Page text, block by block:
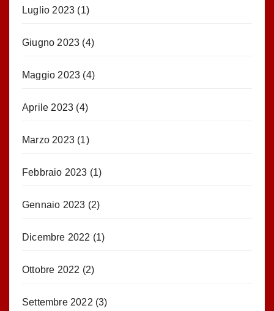
Luglio 2023 (1)
Giugno 2023 (4)
Maggio 2023 (4)
Aprile 2023 (4)
Marzo 2023 (1)
Febbraio 2023 (1)
Gennaio 2023 (2)
Dicembre 2022 (1)
Ottobre 2022 (2)
Settembre 2022 (3)